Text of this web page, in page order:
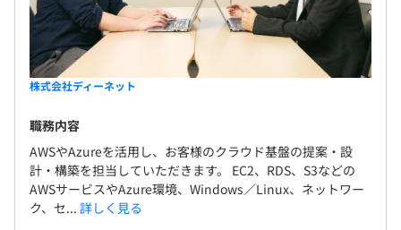
株式会社ディーネット
職務内容
AWSやAzureを活用し、お客様のクラウド基盤の提案・設
計・構築を担当していただきます。 EC2、RDS、S3などの
AWSサービスやAzure環境、Windows／Linux、ネットワー
ク、セ... 詳しく見る